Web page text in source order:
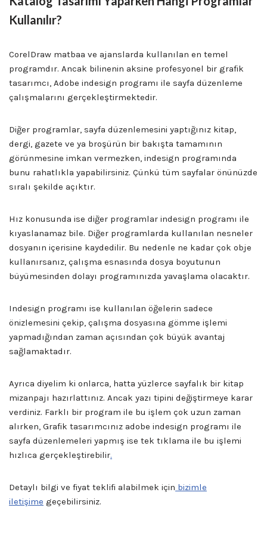
Kullanılır?
CorelDraw matbaa ve ajanslarda kullanılan en temel
programdır. Ancak bilinenin aksine profesyonel bir grafik
tasarımcı, Adobe indesign programı ile sayfa düzenleme
çalışmalarını gerçekleştirmektedir.
Diğer programlar, sayfa düzenlemesini yaptığınız kitap,
dergi, gazete ve ya broşürün bir bakışta tamamının
görünmesine imkan vermezken, indesign programında
bunu rahatlıkla yapabilirsiniz. Çünkü tüm sayfalar önünüzde
sıralı şekilde açıktır.
Hız konusunda ise diğer programlar indesign programı ile
kıyaslanamaz bile. Diğer programlarda kullanılan nesneler
dosyanın içerisine kaydedilir. Bu nedenle ne kadar çok obje
kullanırsanız, çalışma esnasında dosya boyutunun
büyümesinden dolayı programınızda yavaşlama olacaktır.
Indesign programı ise kullanılan öğelerin sadece
önizlemesini çekip, çalışma dosyasına gömme işlemi
yapmadığından zaman açısından çok büyük avantaj
sağlamaktadır.
Ayrıca diyelim ki onlarca, hatta yüzlerce sayfalık bir kitap
mizanpajı hazırlattınız. Ancak yazı tipini değiştirmeye karar
verdiniz. Farklı bir program ile bu işlem çok uzun zaman
alırken, Grafik tasarımcınız adobe indesign programı ile
sayfa düzenlemeleri yapmış ise tek tıklama ile bu işlemi
hızlıca gerçekleştirebilir.
Detaylı bilgi ve fiyat teklifi alabilmek için bizimle
iletişime geçebilirsiniz.